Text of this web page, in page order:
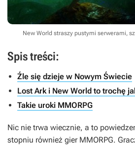
New World straszy pustymi serwerami,
Spis treści:
Źle się dzieje w Nowym Świecie
Lost Ark i New World to trochę
Takie uroki MMORPG
Nic nie trwa wiecznie, a to
stopniu również gier MMORPG.